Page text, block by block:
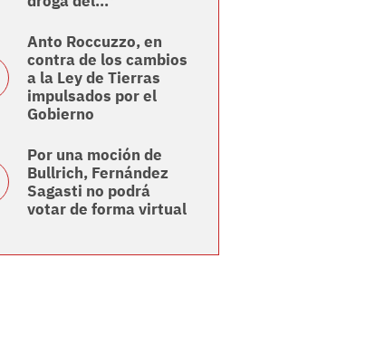
Anto Roccuzzo, en
contra de los cambios
a la Ley de Tierras
impulsados por el
Gobierno
Por una moción de
Bullrich, Fernández
Sagasti no podrá
votar de forma virtual